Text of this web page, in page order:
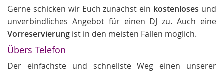
Gerne schicken wir Euch zunächst ein kostenloses und
unverbindliches Angebot für einen DJ zu. Auch eine
Vorreservierung ist in den meisten Fällen möglich.
Übers Telefon
Der einfachste und schnellste Weg einen unserer